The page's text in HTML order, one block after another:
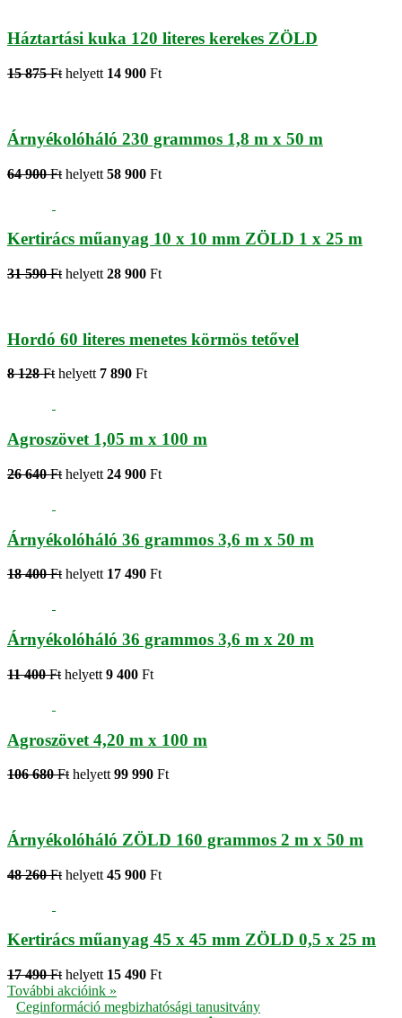
Háztartási kuka 120 literes kerekes ZÖLD
15 875 Ft helyett 14 900 Ft
Árnyékolóháló 230 grammos 1,8 m x 50 m
64 900 Ft helyett 58 900 Ft
Kertirács műanyag 10 x 10 mm ZÖLD 1 x 25 m
31 590 Ft helyett 28 900 Ft
Hordó 60 literes menetes körmös tetővel
8 128 Fthelyett 7 890 Ft
Agroszövet 1,05 m x 100 m
26 640 Ft helyett 24 900 Ft
Árnyékolóháló 36 grammos 3,6 m x 50 m
18 400 Ft helyett 17 490 Ft
Árnyékolóháló 36 grammos 3,6 m x 20 m
11 400 Ft helyett 9 400 Ft
Agroszövet 4,20 m x 100 m
106 680 Ft helyett 99 990 Ft
Árnyékolóháló ZÖLD 160 grammos 2 m x 50 m
48 260 Ft helyett 45 900 Ft
Kertirács műanyag 45 x 45 mm ZÖLD 0,5 x 25 m
17 490 Ft helyett 15 490 Ft
További akcióink »
Ceginformáció megbizhatósági tanusitvány